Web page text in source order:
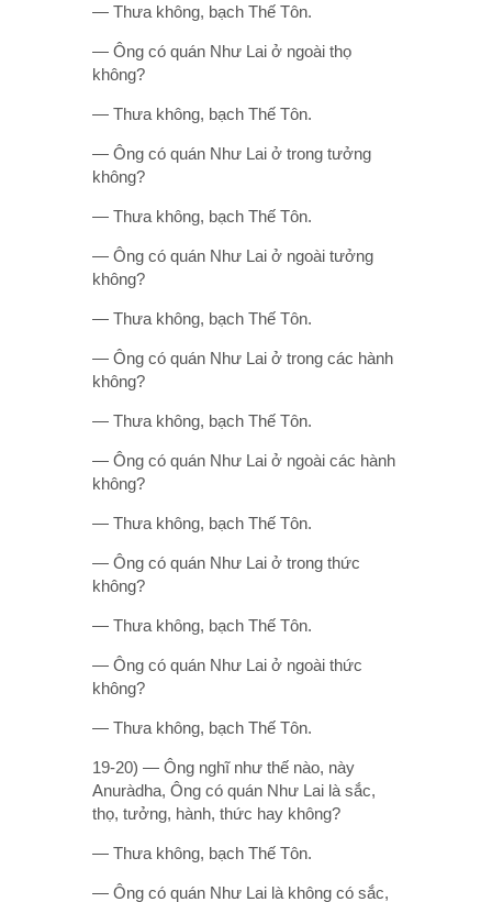
— Thưa không, bạch Thế Tôn.
— Ông có quán Như Lai ở ngoài thọ
không?
— Thưa không, bạch Thế Tôn.
— Ông có quán Như Lai ở trong tưởng
không?
— Thưa không, bạch Thế Tôn.
— Ông có quán Như Lai ở ngoài tưởng
không?
— Thưa không, bạch Thế Tôn.
— Ông có quán Như Lai ở trong các hành
không?
— Thưa không, bạch Thế Tôn.
— Ông có quán Như Lai ở ngoài các hành
không?
— Thưa không, bạch Thế Tôn.
— Ông có quán Như Lai ở trong thức
không?
— Thưa không, bạch Thế Tôn.
— Ông có quán Như Lai ở ngoài thức
không?
— Thưa không, bạch Thế Tôn.
19-20) — Ông nghĩ như thế nào, này
Anuràdha, Ông có quán Như Lai là sắc,
thọ, tưởng, hành, thức hay không?
— Thưa không, bạch Thế Tôn.
— Ông có quán Như Lai là không có sắc,